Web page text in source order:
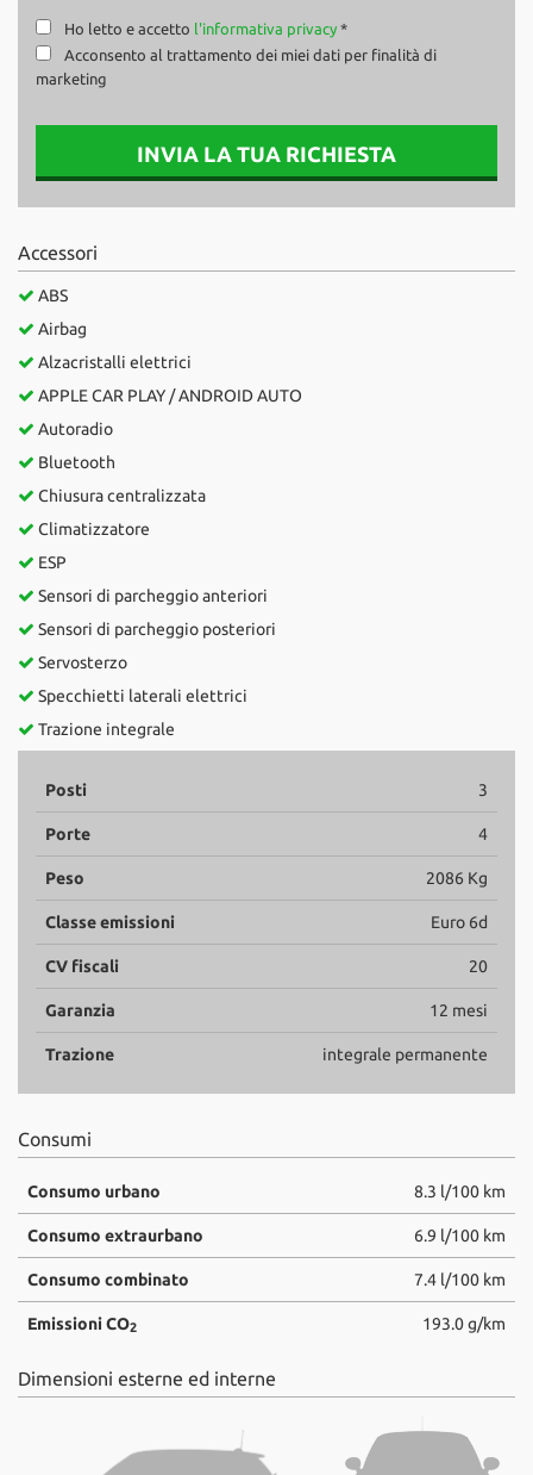
Ho letto e accetto l'informativa privacy *
Acconsento al trattamento dei miei dati per finalità di
marketing
INVIA LA TUA RICHIESTA
Accessori
ABS
Airbag
Alzacristalli elettrici
APPLE CAR PLAY / ANDROID AUTO
Autoradio
Bluetooth
Chiusura centralizzata
Climatizzatore
ESP
Sensori di parcheggio anteriori
Sensori di parcheggio posteriori
Servosterzo
Specchietti laterali elettrici
Trazione integrale
Posti 3
Porte 4
Peso 2086 Kg
Classe emissioni Euro 6d
CV fiscali 20
Garanzia 12 mesi
Trazione integrale permanente
Consumi
Consumo urbano 8.3 l/100 km
Consumo extraurbano 6.9 l/100 km
Consumo combinato 7.4 l/100 km
Emissioni CO2 193.0 g/km
Dimensioni esterne ed interne